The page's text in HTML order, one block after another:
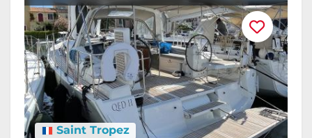
Saint Tropez